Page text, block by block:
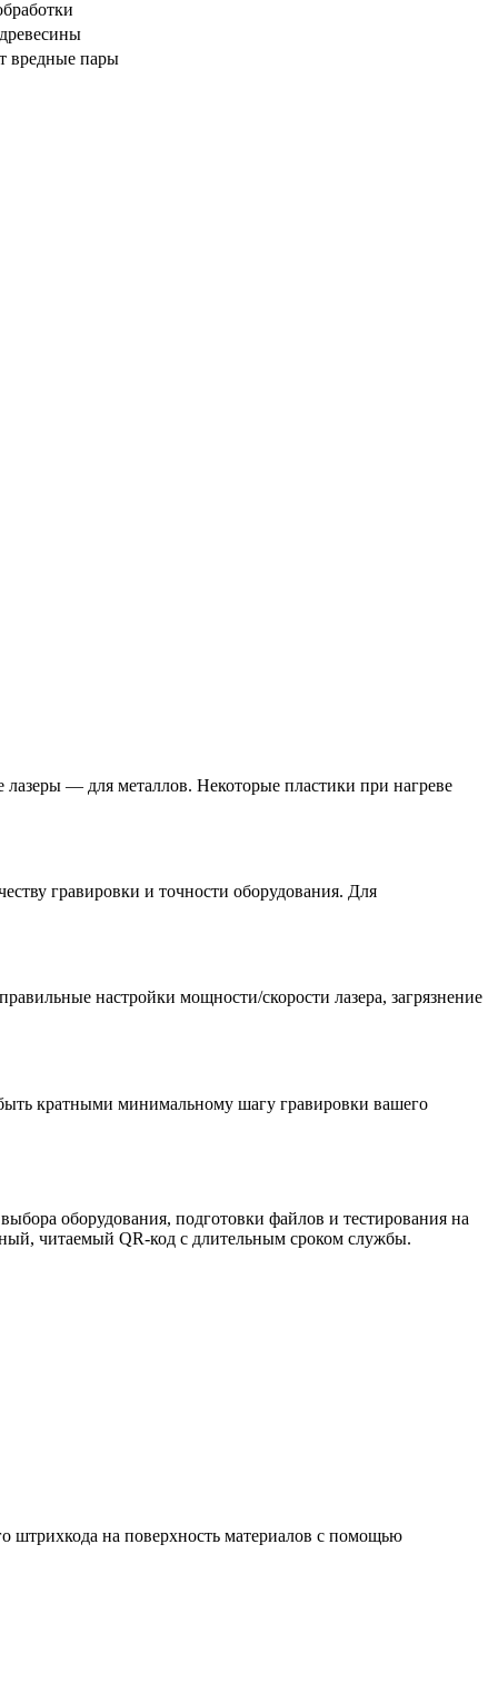
вредные пары
— для металлов. Некоторые пластики при нагреве
гравировки и точности оборудования. Для
настройки мощности/скорости лазера, загрязнение
кратными минимальному шагу гравировки вашего
оборудования, подготовки файлов и тестирования на
читаемый QR-код с длительным сроком службы.
штрихкода на поверхность материалов с помощью